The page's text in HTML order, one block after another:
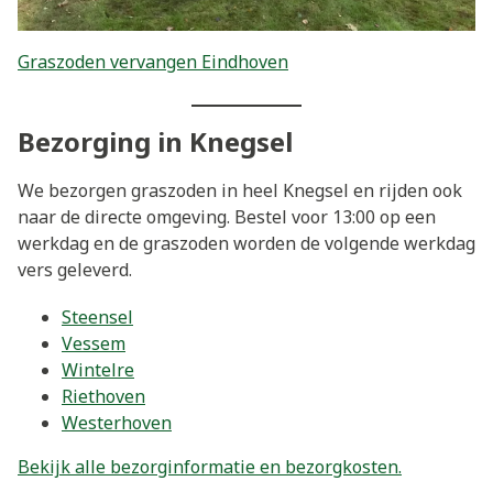
Graszoden vervangen Eindhoven
Bezorging in Knegsel
We bezorgen graszoden in heel Knegsel en rijden ook
naar de directe omgeving. Bestel voor 13:00 op een
werkdag en de graszoden worden de volgende werkdag
vers geleverd.
Steensel
Vessem
Wintelre
Riethoven
Westerhoven
Bekijk alle bezorginformatie en bezorgkosten.